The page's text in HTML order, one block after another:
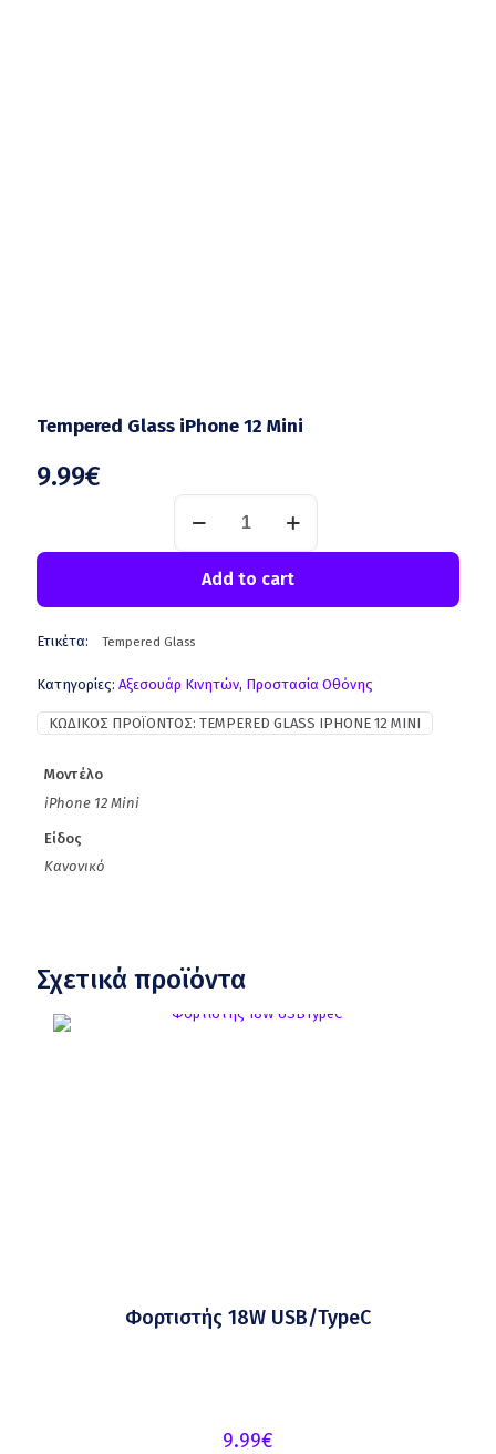
Tempered Glass iPhone 12 Mini
9.99€
Add to cart
Ετικέτα: Tempered Glass
Κατηγορίες: Aξεσουάρ Κινητών, Προστασία Οθόνης
ΚΩΔΙΚΌΣ ΠΡΟΪΌΝΤΟΣ: TEMPERED GLASS IPHONE 12 MINI
Μοντέλο
iPhone 12 Mini
Είδος
Κανονικό
Σχετικά προϊόντα
Φορτιστής 18W USB/TypeC
9.99€